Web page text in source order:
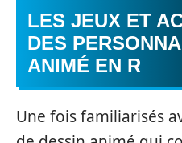
LES JEUX ET
DES
ANIMÉ EN R
Une fois familiarisés